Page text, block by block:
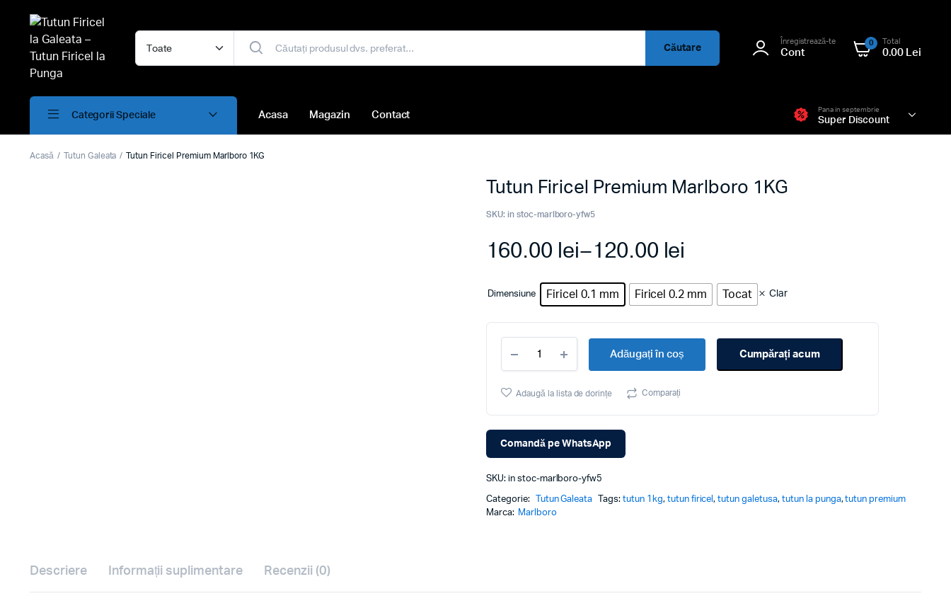
Căutare
Înregistrează-te
Cont
0 Total
0.00 Lei
Categorii Speciale Acasa Magazin Contact
Pana in septembrie
Super Discount
Acasă Tutun Galeata Tutun Firicel Premium Marlboro 1KG
Tutun Firicel Premium Marlboro 1KG
SKU: in stoc-marlboro-yfw5
120.00 lei
–
160.00 lei
Interval
de
prețuri:
120.00 lei
până
Dimensiune Firicel 0.1 mm Firicel 0.2 mm Tocat Clar
Firicel
Premium
1KG
Adăugați în coș Cumpărați acum
Adaugă la lista de dorințe Comparați
Comandă pe WhatsApp
SKU: in stoc-marlboro-yfw5
Categorie: Tutun Galeata Tags:tutun 1kg, tutun firicel,tutun galetusa, tutun la punga,tutun premium
Marca: Marlboro
Descriere Informații suplimentare Recenzii (0)